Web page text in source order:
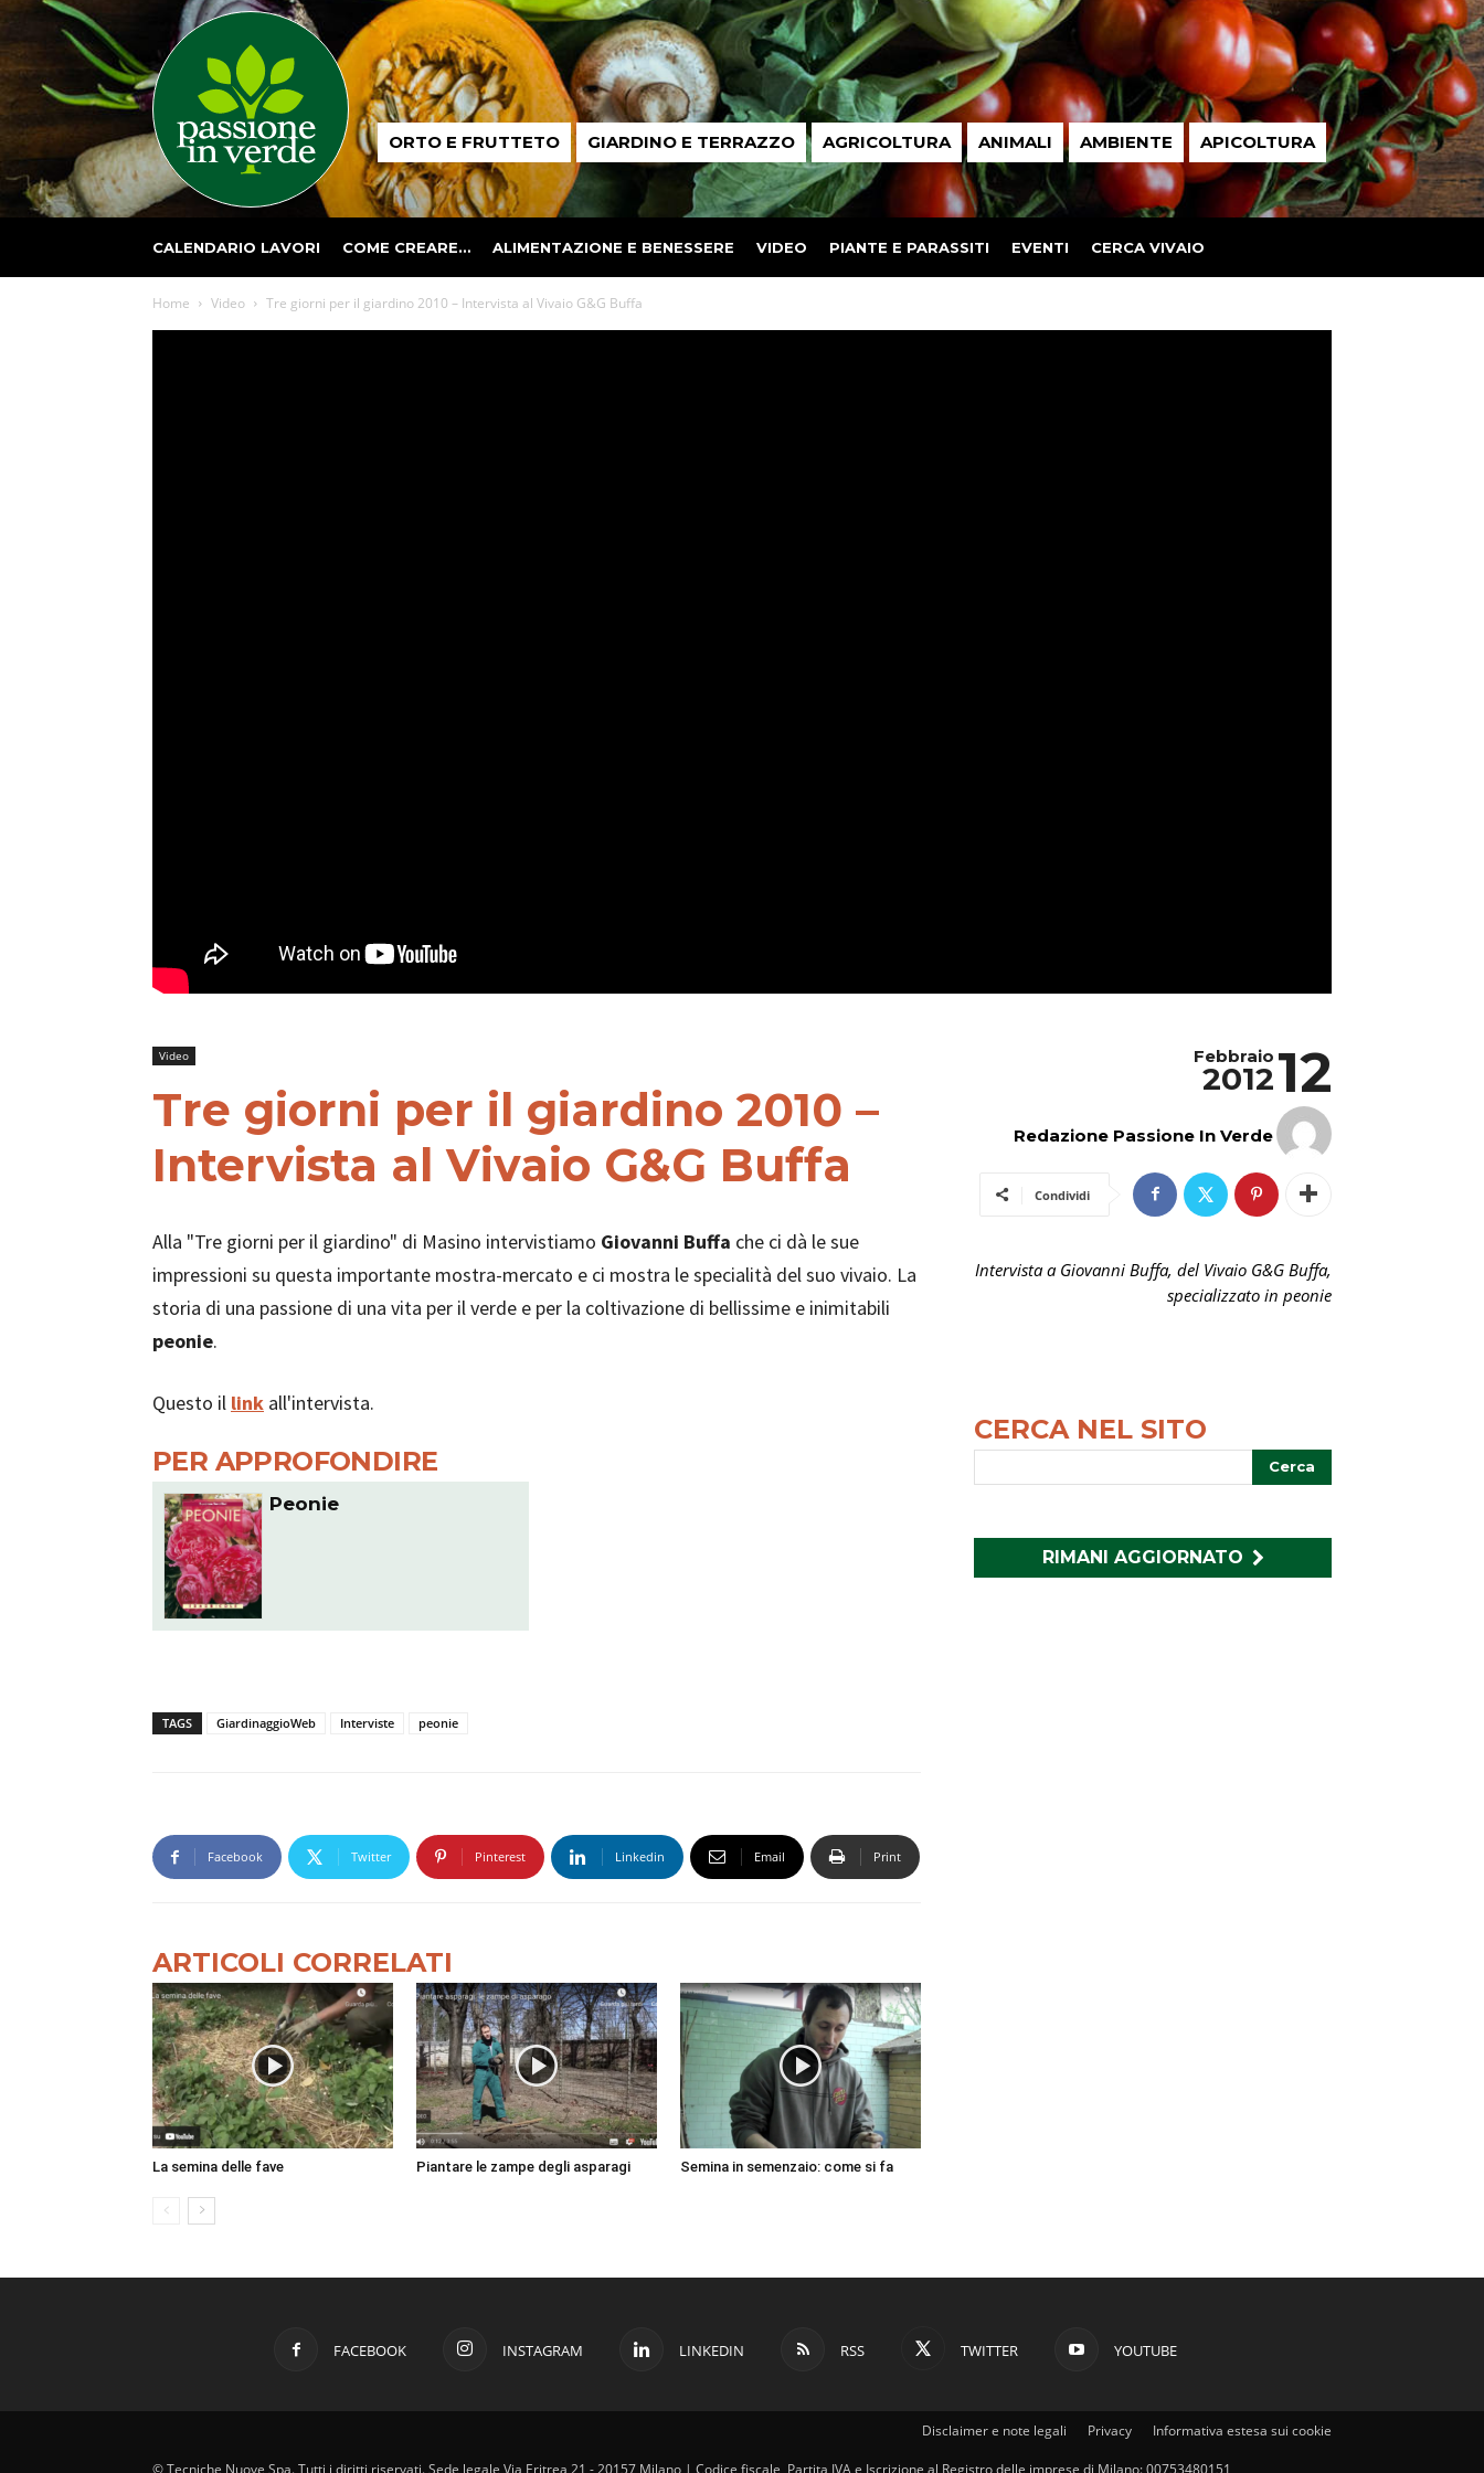
Passione
in ORTO E FRUTTETO GIARDINO E TERRAZZO AGRICOLTURA ANIMALI AMBIENTE APICOLTURA
CALENDARIO LAVORI COME CREARE… ALIMENTAZIONE E BENESSERE VIDEO PIANTE E PARASSITI EVENTI CERCA VIVAIO
Home Video Tre giorni per il giardino 2010 – Intervista al Vivaio G&G Buffa
Video
Tre giorni per il giardino 2010 –
Intervista al Vivaio G&G Buffa
Alla "Tre giorni per il giardino" di Masino intervistiamo Giovanni Buffa che ci dà le sue
impressioni su questa importante mostra-mercato e ci mostra le specialità del suo vivaio. La
storia di una passione di una vita per il verde e per la coltivazione di bellissime e inimitabili
peonie.
Questo il link all'intervista.
PER APPROFONDIRE
Peonie
TAGS GiardinaggioWeb Interviste peonie
Facebook Twitter Pinterest Linkedin Email Print
ARTICOLI CORRELATI
La semina delle fave Piantare le zampe degli asparagi Semina in semenzaio: come si fa
12
Febbraio
2012
Redazione Passione In Verde
Condividi
Intervista a Giovanni Buffa, del Vivaio G&G Buffa,
specializzato in peonie
CERCA NEL SITO
RIMANI AGGIORNATO
FACEBOOK INSTAGRAM LINKEDIN RSS TWITTER YOUTUBE
Disclaimer e note legali Privacy Informativa estesa sui cookie